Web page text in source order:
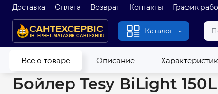
Доставка Оплата Возврат Контакты График
Каталог
Всё о товаре Описание
Главная Водонагреватели Бойлеры Бойлер Tesy
Бойлер Tesy BiLight